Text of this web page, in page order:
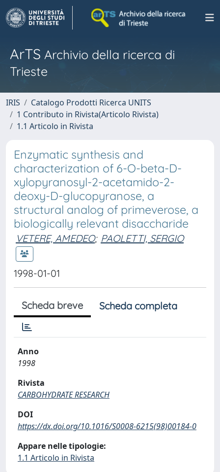
ArTS Archivio della ricerca di
Trieste
IRIS
Catalogo Prodotti Ricerca UNITS
1 Contributo in Rivista(Articolo Rivista)
1.1 Articolo in Rivista
Enzymatic synthesis and
characterization of 6-O-beta-D-
xylopyranosyl-2-acetamido-2-
deoxy-D-glucopyranose, a
structural analog of primeverose, a
biologically relevant disaccharide
VETERE, AMEDEO; PAOLETTI, SERGIO
1998-01-01
Scheda breve Scheda completa
Anno
1998
Rivista
CARBOHYDRATE RESEARCH
DOI
https://dx.doi.org/10.1016/S0008-6215(98)00184-0
Appare nelle tipologie:
1.1 Articolo in Rivista